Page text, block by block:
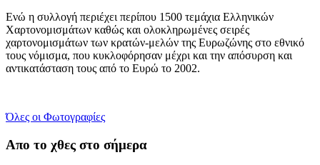
Ενώ η συλλογή περιέχει περίπου 1500 τεμάχια Ελληνικών
Χαρτονομισμάτων καθώς και ολοκληρωμένες σειρές
χαρτονομισμάτων των κρατών-μελών της Ευρωζώνης στο εθνικό
τους νόμισμα, που κυκλοφόρησαν μέχρι και την απόσυρση και
αντικατάσταση τους από το Ευρώ το 2002.
Όλες οι Φωτογραφίες
Απο το χθες στο σήμερα